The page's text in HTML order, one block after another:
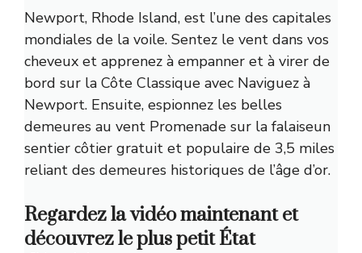
Newport, Rhode Island, est l’une des capitales
mondiales de la voile. Sentez le vent dans vos
cheveux et apprenez à empanner et à virer de
bord sur la Côte Classique avec Naviguez à
Newport. Ensuite, espionnez les belles
demeures au vent Promenade sur la falaiseun
sentier côtier gratuit et populaire de 3,5 miles
reliant des demeures historiques de l’âge d’or.
Regardez la vidéo maintenant et
découvrez le plus petit État